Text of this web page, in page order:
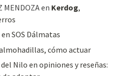
MENDOZAen Kerdog,
SOS Dálmatas
cómo actuar
Nilo en opiniones y reseñas: